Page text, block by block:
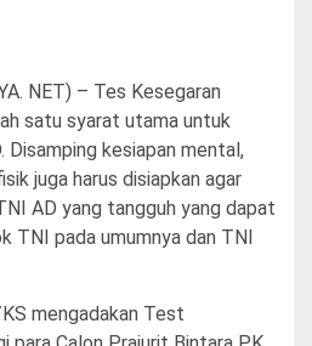
NET) – Tes Kesegaran
satu syarat utama untuk
Disamping kesiapan mental,
juga harus disiapkan agar
AD yang tangguh yang dapat
TNI pada umumnya dan TNI
mengadakan Test